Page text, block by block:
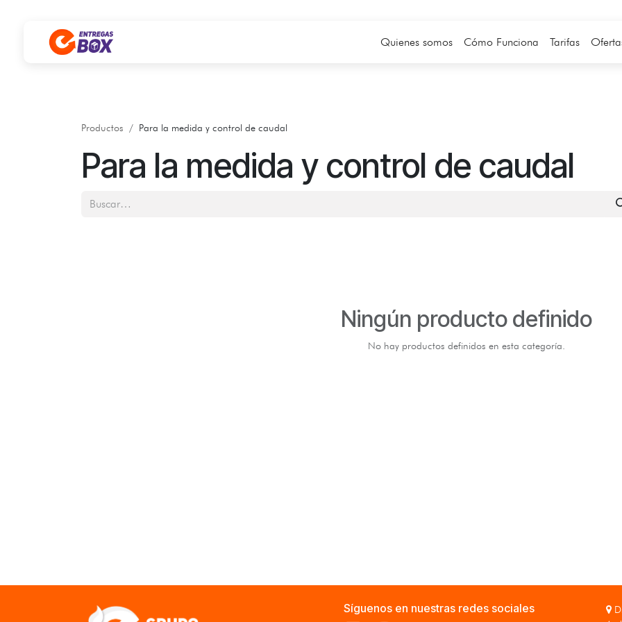
Quienes somos Cómo Funciona Tarifas
Productos Para la medida y control de caudal
Para la medida y control de caudal
Ningún producto definido
No hay productos definidos en esta categoría.
Síguenos en nuestras redes sociales